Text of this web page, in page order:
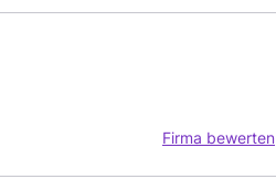
Firma bewerten